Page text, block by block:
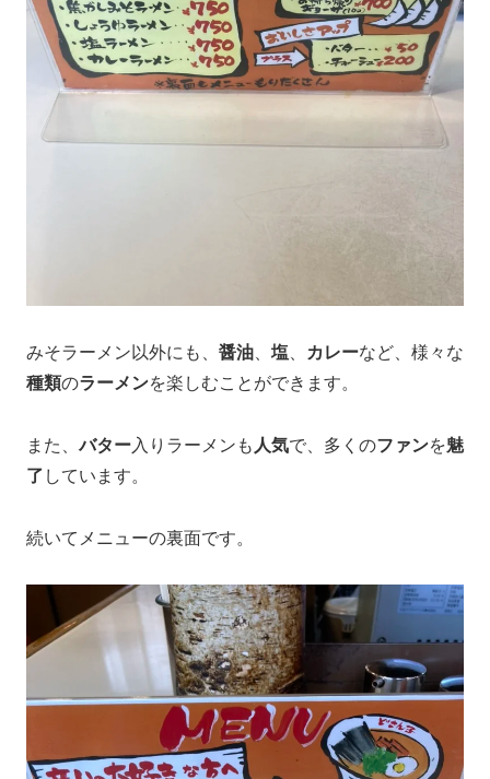
みそラーメン以外にも、 醤油、 塩、 カレーなど、様々な
種類のラーメンを楽しむことができます。
また、バター入りラーメンも人気で、多くのファンを魅
了しています。
続いてメニューの裏面です。